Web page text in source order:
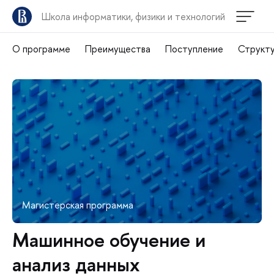
Школа информатики, физики и технологий
О программе Преимущества Поступление
Магистерская программа
Машинное обучение и
анализ данных